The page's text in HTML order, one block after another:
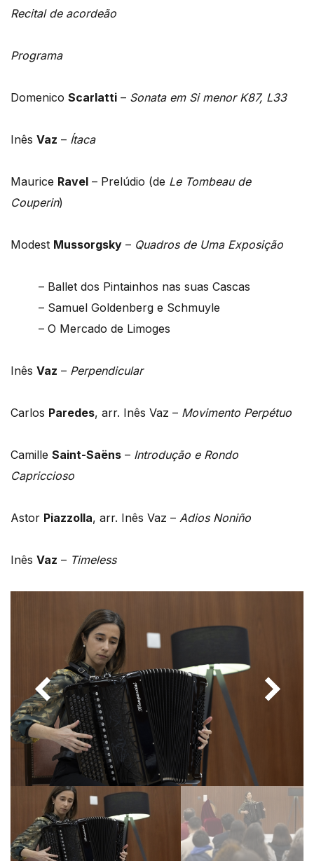
Recital de acordeão
Programa
Domenico Scarlatti – Sonata em Si menor K87, L33
Inês Vaz – Ítaca
Maurice Ravel – Prelúdio (de Le Tombeau de
Couperin)
Modest Mussorgsky – Quadros de Uma Exposição
– Ballet dos Pintainhos nas suas Cascas
– Samuel Goldenberg e Schmuyle
– O Mercado de Limoges
Inês Vaz – Perpendicular
Carlos Paredes, arr. Inês Vaz – Movimento Perpétuo
Camille Saint-Saëns – Introdução e Rondo
Capriccioso
Astor Piazzolla, arr. Inês Vaz – Adios Noniño
Inês Vaz – Timeless